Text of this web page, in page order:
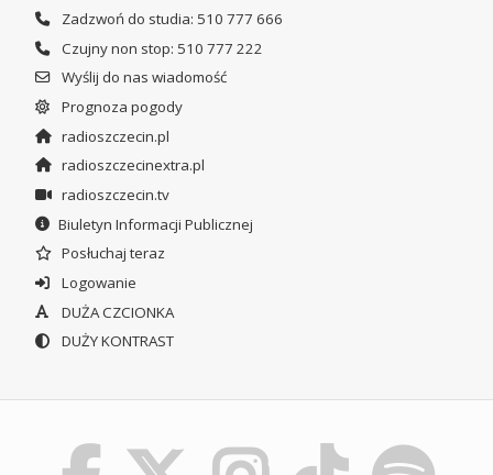
Zadzwoń do studia: 510 777 666
Czujny non stop: 510 777 222
Wyślij do nas wiadomość
Prognoza pogody
radioszczecin.pl
radioszczecinextra.pl
radioszczecin.tv
Biuletyn Informacji Publicznej
Posłuchaj teraz
Logowanie
DUŻA CZCIONKA
DUŻY KONTRAST